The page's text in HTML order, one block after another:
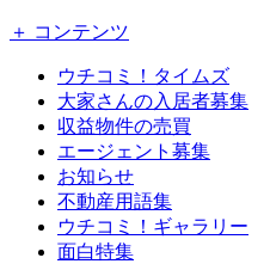
＋ コンテンツ
ウチコミ！タイムズ
大家さんの入居者募集
収益物件の売買
エージェント募集
お知らせ
不動産用語集
ウチコミ！ギャラリー
面白特集